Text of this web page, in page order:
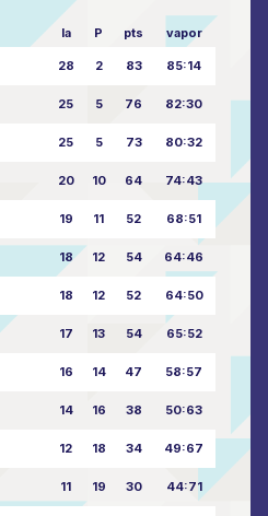
la P pts vapor
28 2 83 85:14
25 5 76 82:30
25 5 73 80:32
20 10 64 74:43
19 11 52 68:51
18 12 54 64:46
18 12 52 64:50
17 13 54 65:52
16 14 47 58:57
14 16 38 50:63
12 18 34 49:67
11 19 30 44:71